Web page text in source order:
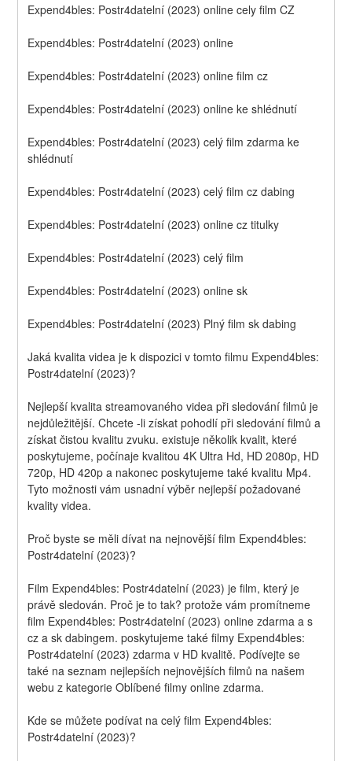
Expend4bles: Postr4datelní (2023) online cely film CZ
Expend4bles: Postr4datelní (2023) online
Expend4bles: Postr4datelní (2023) online film cz
Expend4bles: Postr4datelní (2023) online ke shlédnutí
Expend4bles: Postr4datelní (2023) celý film zdarma ke
shlédnutí
Expend4bles: Postr4datelní (2023) celý film cz dabing
Expend4bles: Postr4datelní (2023) online cz titulky
Expend4bles: Postr4datelní (2023) celý film
Expend4bles: Postr4datelní (2023) online sk
Expend4bles: Postr4datelní (2023) Plný film sk dabing
Jaká kvalita videa je k dispozici v tomto filmu Expend4bles:
Postr4datelní (2023)?
Nejlepší kvalita streamovaného videa při sledování filmů je
nejdůležitější. Chcete -li získat pohodlí při sledování filmů a
získat čistou kvalitu zvuku. existuje několik kvalit, které
poskytujeme, počínaje kvalitou 4K Ultra Hd, HD 2080p, HD
720p, HD 420p a nakonec poskytujeme také kvalitu Mp4.
Tyto možnosti vám usnadní výběr nejlepší požadované
kvality videa.
Proč byste se měli dívat na nejnovější film Expend4bles:
Postr4datelní (2023)?
Film Expend4bles: Postr4datelní (2023) je film, který je
právě sledován. Proč je to tak? protože vám promítneme
film Expend4bles: Postr4datelní (2023) online zdarma a s
cz a sk dabingem. poskytujeme také filmy Expend4bles:
Postr4datelní (2023) zdarma v HD kvalitě. Podívejte se
také na seznam nejlepších nejnovějších filmů na našem
webu z kategorie Oblíbené filmy online zdarma.
Kde se můžete podívat na celý film Expend4bles:
Postr4datelní (2023)?